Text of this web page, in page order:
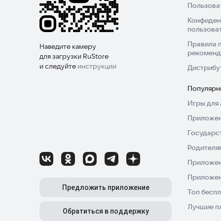
Наведите камеру
для загрузки RuStore
и следуйте инструкции
Предложить приложение
Обратиться в поддержку
Правила
Игры для
Топ
Лучшие